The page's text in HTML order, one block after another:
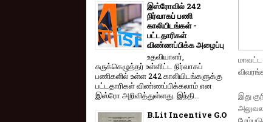
இது
இஸ்ரோவில் 242
நிர்வாகப் பணி
காலியிடங்கள் -
பட்டதாரிகள்
விண்ணப்பிக்க அழைப்பு
உதவியாளர்,
சுருக்கெழுத்தர் உள்ளிட்ட நிர்வாகப்
பணிகளில் உள்ள 242 காலியிடங்களுக்கு
பட்டதாரிகள் விண்ணப்பிக்கலாம் என
இஸ்ரோ அறிவித்துள்ளது. இந்தி...
B.Lit Incentive G.O